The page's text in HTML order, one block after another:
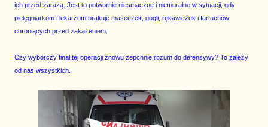
ich przed zarazą. Jest to potwornie niesmaczne i niemoralne w sytuacji, gdy
pielęgniarkom i lekarzom brakuje maseczek, gogli, rękawiczek i fartuchów
chroniących przed zakażeniem.
Czy wyborczy finał tej operacji znowu zepchnie rozum do defensywy? To zależy
od nas wszystkich.